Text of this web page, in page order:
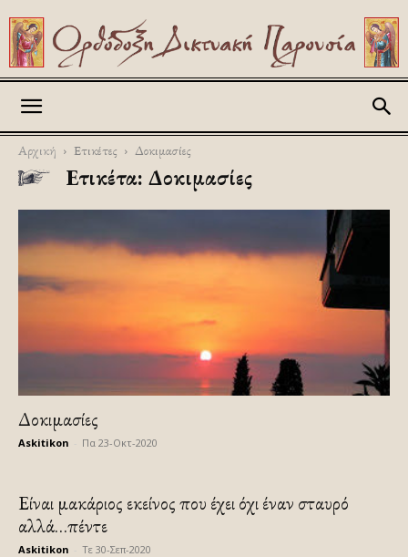
Αρχική Ετικέτες Δοκιμασίες
Ετικέτα: Δοκιμασίες
Δοκιμασίες
Askitikon Πα 23-Οκτ-2020
Είναι μακάριος εκείνος που έχει όχι έναν σταυρό
αλλά…πέντε
Askitikon Τε 30-Σεπ-2020